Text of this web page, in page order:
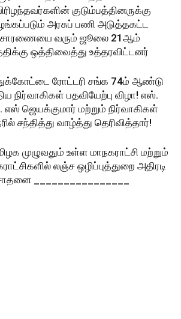
குடும்பத்தினருக்கு
அரசுப் பணி அடுத்தகட்ட
வரும் ஜூலை 21ஆம்
ஒத்திவைத்து உத்தரவிட்டனர்
ரோட்டரி சங்க 74ம் ஆண்டு
நிர்வாகிகள் பதவியேற்பு விழா! எஸ்.
எஸ் ஜெயக்குமார் மற்றும் நிர்வாகிகள்
சந்தித்து வாழ்த்து தெரிவித்தார்!
முழுவதும் உள்ள மாநகராட்சி மற்றும்
லஞ்ச ஒழிப்புத்துறை அதிரடி
________________